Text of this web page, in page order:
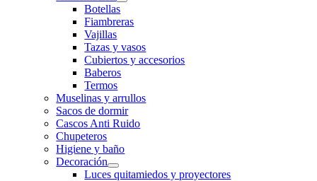
Botellas
Fiambreras
Vajillas
Tazas y vasos
Cubiertos y accesorios
Baberos
Termos
Muselinas y arrullos
Sacos de dormir
Cascos Anti Ruido
Chupeteros
Higiene y baño
Decoración
Luces quitamiedos y proyectores